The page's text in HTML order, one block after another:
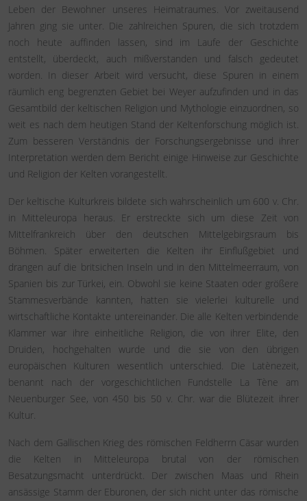
Leben der Bewohner unseres Heimatraumes. Vor zweitausend
Jahren ging sie unter. Die zahlreichen Spuren, die sich trotzdem
noch heute auffinden lassen, sind im Laufe der Geschichte
entstellt, überdeckt, auch mißverstanden und falsch gedeutet
worden. In dieser Arbeit wird versucht, diese Spuren in einem
räumlich eng begrenzten Gebiet bei Weyer aufzufinden und in das
Gesamtbild der keltischen Religion und Mythologie einzuordnen, so
weit es nach dem heutigen Stand der Keltenforschung möglich ist.
Zum besseren Verständnis der Forschungsergebnisse und ihrer
Interpretation werden dem Bericht einige Hinweise zur Geschichte
und Religion der Kelten vorangestellt.
Der keltische Kulturkreis bildete sich wahrscheinlich um 600 v. Chr.
in Mitteleuropa heraus. Er erstreckte sich um diese Zeit von
Mittelfrankreich über den deutschen Mittelgebirgsraum bis
Böhmen. Später erweiterten die Kelten ihr Einflußgebiet und
drangen auf die britsichen Inseln und in den Mittelmeerraum, von
Spanien bis zur Türkei, ein. Obwohl sie keine Staaten oder größere
Stammesverbände kannten, hatten sie vielerlei kulturelle und
wirtschaftliche Kontakte untereinander. Die alle Kelten verbindende
Klammer war ihre einheitliche Religion, die von ihrer Elite, den
Druiden, hochgehalten wurde und die sie von den übrigen
europäischen Kulturen wesentlich unterschied. Die Latènezeit,
benannt nach der vorgeschichtlichen Fundstelle La Tène am
Neuenburger See, von 450 bis 50 v. Chr. war die Blütezeit ihrer
Kultur.
Nach dem Gallischen Krieg des römischen Feldherrn Cäsar wurden
die Kelten in Mitteleuropa brutal von der römischen
Besatzungsmacht unterdrückt. Der zwischen Maas und Rhein
ansässige Stamm der Eburonen, der sich nicht unter das römische